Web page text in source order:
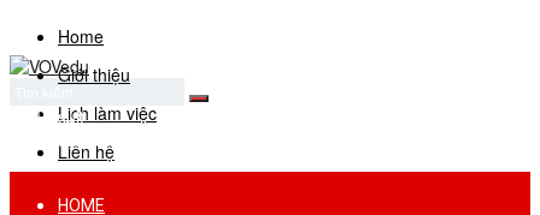
Home
Giới thiệu
Lịch làm việc
Liên hệ
No Result
View All Result
HOME